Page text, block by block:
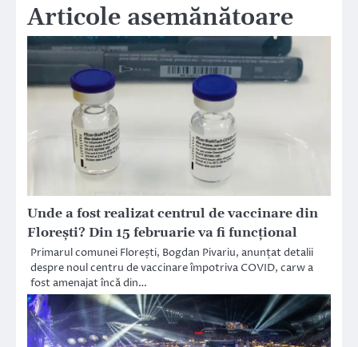
Articole asemănătoare
Unde a fost realizat centrul de vaccinare din
Florești? Din 15 februarie va fi funcțional
Primarul comunei Florești, Bogdan Pivariu, anunțat detalii
despre noul centru de vaccinare împotriva COVID, carw a
fost amenajat încă din…